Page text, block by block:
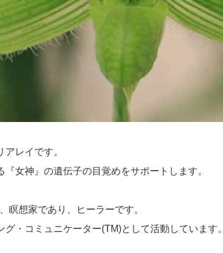
アレイです。
『女神』の遺伝子の目覚めをサポートします。
瞑想家であり、ヒーラーです。
グ・コミュニケーター(TM)として活動しています。